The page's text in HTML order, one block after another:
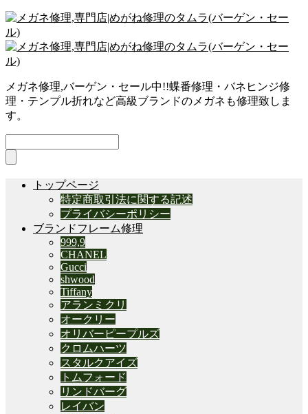
メガネ修理,バーゲン・セール中!!蝶番修理・バネヒンジ修
理・テンプル折れなど高級ブランドのメガネも修理致しま
す。
トップページ
特定商取引法に関する記述
プライバシーポリシー
ブランドフレーム修理
999,9
CHANEL
Gucci
shwood
Tiffany
アランミクリ
オークリー
オリバーピープルズ
クロムハーツ
スタルクアイズ
トムフォード
リンドバーグ
レイバン